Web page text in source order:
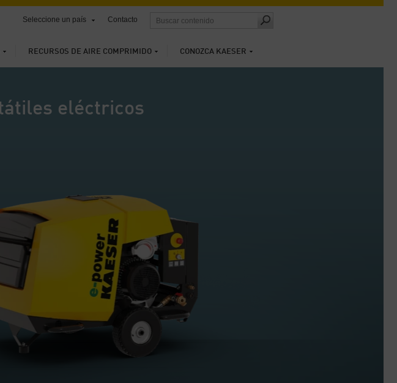
RECURSOS DE AIRE COMPRIMIDO CONOZCA KAESER
Seleccione un país Contacto
eléctricos